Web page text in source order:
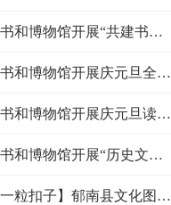
郁南县文化图书和博物馆开展“共建书香郁南 共享美好阅读 ”--中华优秀传统文化阅读分享会
郁南县文化图书和博物馆开展庆元旦全民阅读嘉年华活动
郁南县文化图书和博物馆开展庆元旦读书有奖猜谜活动
郁南县文化图书和博物馆开展“历史文化进校园”活动
【扣好人生第一粒扣子】郁南县文化图书和博物馆开展“聚焦文化传承 引领经典阅读”——经典诵读进校园活动